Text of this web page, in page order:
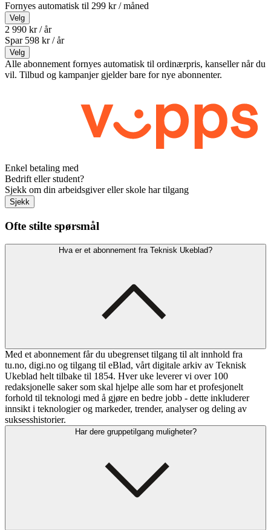
Fornyes automatisk til 299 kr / måned
Velg
2 990 kr / år
Spar 598 kr /år
Velg
Alle abonnement fornyes automatisk til ordinærpris, kanseller når du
vil. Tilbud og kampanjer gjelder bare for nye abonnenter.
Enkel betaling med
Bedrift eller student?
Sjekk om din arbeidsgiver eller skole har tilgang
Sjekk
Ofte stilte spørsmål
Hva er et abonnement fra Teknisk Ukeblad?
Med et abonnement får du ubegrenset tilgang til alt innhold fra
tu.no, digi.no og tilgang til eBlad, vårt digitale arkiv av Teknisk
Ukeblad helt tilbake til 1854. Hver uke leverer vi over 100
redaksjonelle saker som skal hjelpe alle som har et profesjonelt
forhold til teknologi med å gjøre en bedre jobb - dette inkluderer
innsikt i teknologier og markeder, trender, analyser og deling av
suksesshistorier.
Har dere gruppetilgang muligheter?